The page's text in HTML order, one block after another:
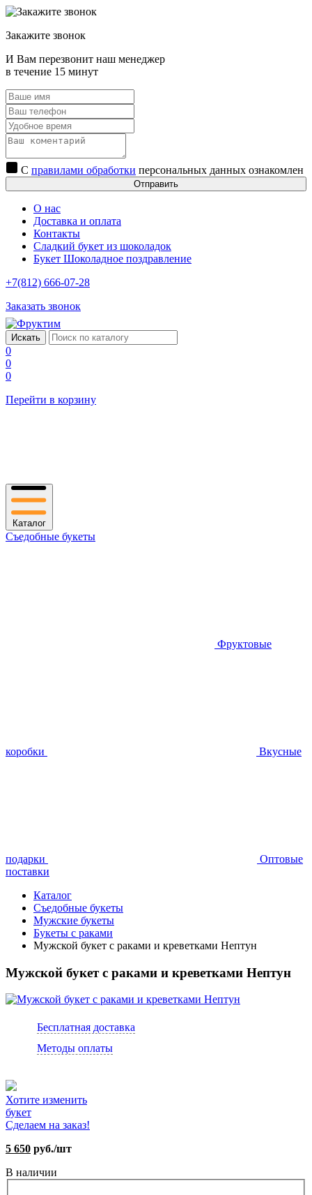
Закажите звонок
И Вам перезвонит наш менеджер
в течение 15 минут
С правилами обработки персональных данных ознакомлен
Отправить
О нас
Доставка и оплата
Контакты
Сладкий букет из шоколадок
Букет Шоколадное поздравление
+7(812) 666-07-28
Заказать звонок
0
0
0
Перейти в корзину
Каталог
Съедобные букеты
Фруктовые
коробки Вкусные
подарки
Оптовые
поставки
Каталог
Съедобные букеты
Мужские букеты
Букеты с раками
Мужской букет с раками и креветками Нептун
Мужской букет с раками и креветками Нептун
Бесплатная доставка
Методы оплаты
Хотите изменить
букет
Сделаем на заказ!
5 650 руб./шт
В наличии